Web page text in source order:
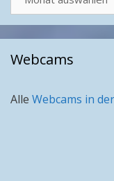
nach
Monat
Webcams
Alle Webcams in